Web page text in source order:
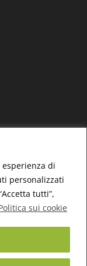
di
personalizzati
tutti”,
sui cookie
–
1203201 –
2022 nella